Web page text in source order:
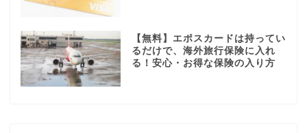
【無料】エポスカードは持ってい
るだけで、海外旅行保険に入れ
る！安心・お得な保険の入り方